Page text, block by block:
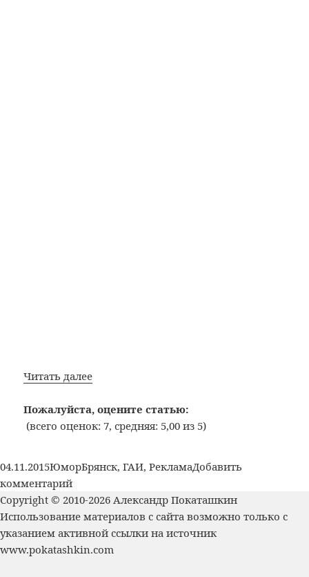
Читать далееЭпичная
реклама
ГИБДД
Пожалуйста, оцените статью:
(всего оценок: 7, средняя: 5,00 из 5)
Опубликовано
04.11.2015Рубрики
ЮморМетки
Брянск, ГАИ, РекламаДобавить
комментарийк
записи
Эпичная
социальная
реклама
Copyright © 2010-2026 Александр Покаташкин
Использование материалов с сайта возможно только с
указанием активной ссылки на источник
www.pokatashkin.com